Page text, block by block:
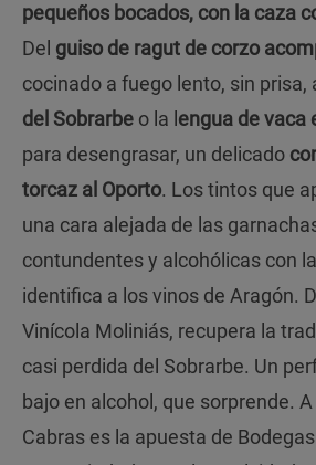
pequeños bocados, con la caza
Del guiso de ragut de corzo
cocinado a fuego lento, sin prisa,
del Sobrarbe o la l engua de vaca
para desengrasar, un delicado
torcaz al Oporto. Los tintos que
una cara alejada de las
contundentes y alcohólicas con
identifica a los vinos de Aragón.
Vinícola Moliniás, recupera la
casi perdida del Sobrarbe. Un
bajo en alcohol, que sorprende.
Cabras es la apuesta de